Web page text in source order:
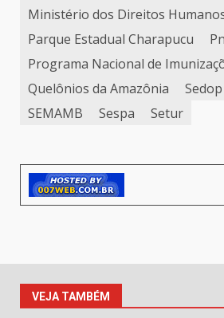
Ministério dos Direitos
Parque Estadual Charapucu
Programa Nacional de
Quelônios da Amazônia
Sedop
SEMAMB
Sespa Setur
VEJA TAMBÉM